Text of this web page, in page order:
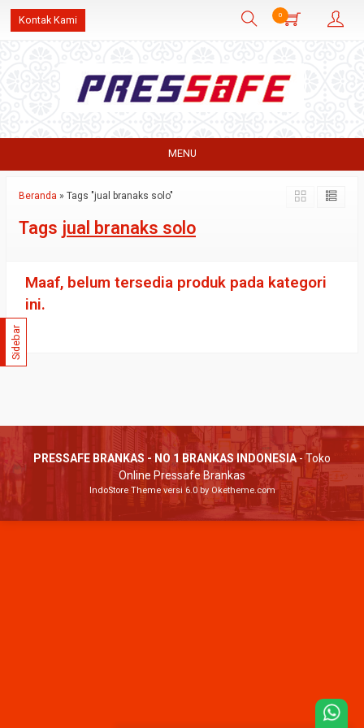
Kontak Kami 0
MENU
Beranda » Tags "jual branaks solo"
Tags jual branaks solo
Maaf, belum tersedia produk pada kategori
ini.
Sidebar
PRESSAFE BRANKAS - NO 1 BRANKAS INDONESIA- Toko
Online Pressafe Brankas
IndoStore Themeversi 6.0 by Oketheme.com